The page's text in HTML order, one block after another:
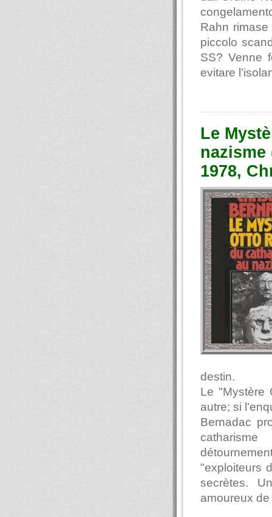
Rahn
piccolo
SS? Venne
evitare
Le
nazisme
1978,
destin.
Le "Mystère
autre; si
Bernadac
"exploiteurs
secrètes.
amoureux de